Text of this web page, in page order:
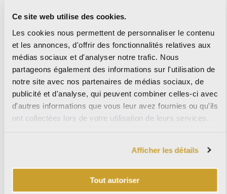
Ce site web utilise des cookies.
Les cookies nous permettent de personnaliser le contenu
et les annonces, d'offrir des fonctionnalités relatives aux
médias sociaux et d'analyser notre trafic. Nous
partageons également des informations sur l'utilisation de
notre site avec nos partenaires de médias sociaux, de
publicité et d'analyse, qui peuvent combiner celles-ci avec
d'autres informations que vous leur avez fournies ou qu'ils
ont collectées lors de votre utilisation de leurs services.
Afficher les détails
Tout autoriser
fusionnent dans des solutions de conception
cohérentes, où continuité matérielle et performance
technique coexistent.
Télécharger le catalogue
AVASTONE
La participation à Coverings 2026représente pour LA FABBRICA
évolué, capable d’interpréter les besoins de l’architecture
Rendez-vous au stand #1263 pour découvrir de près un récit fait
de matière, de recherche et d’innovation.